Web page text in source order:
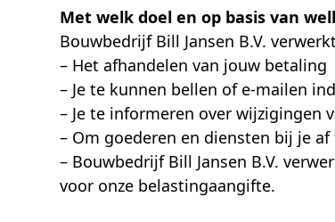
Met welk doel en op basis van
Bouwbedrijf Bill Jansen B.V.
– Het afhandelen van jouw betaling
– Je te kunnen bellen of e-mailen
– Je te informeren over wijzigingen
– Om goederen en diensten bij je af
– Bouwbedrijf Bill Jansen B.V.
voor onze belastingaangifte.